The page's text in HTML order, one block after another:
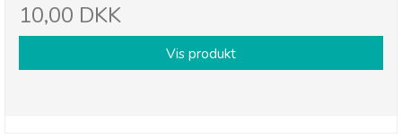
10,00 DKK
Vis produkt